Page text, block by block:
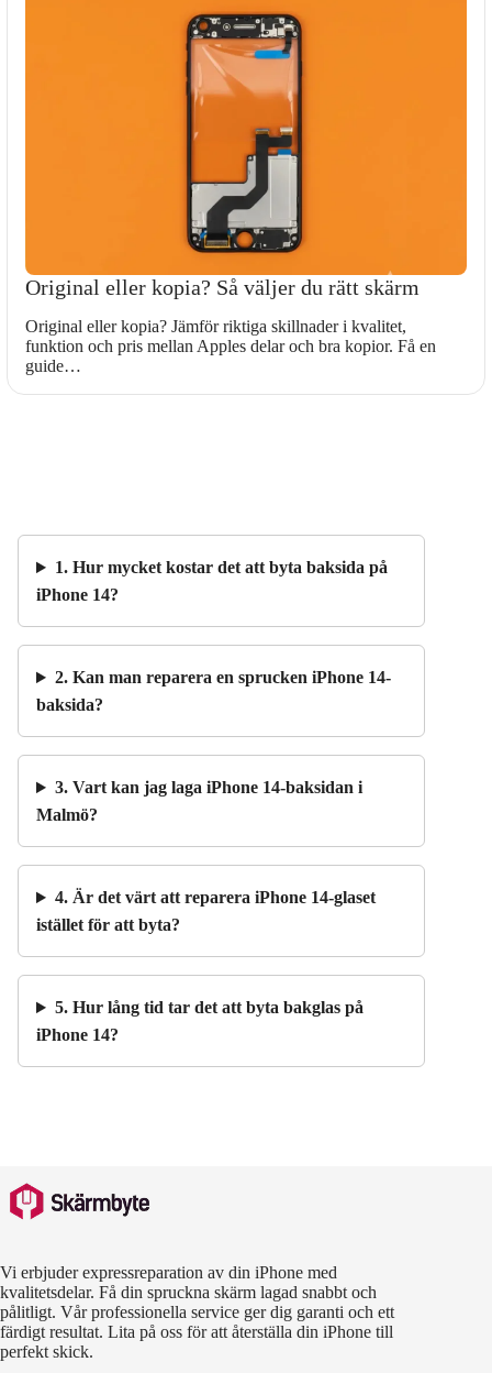
Original eller kopia? Så väljer du rätt skärm
Original eller kopia? Jämför riktiga skillnader i kvalitet,
funktion och pris mellan Apples delar och bra kopior. Få en
guide…
1. Hur mycket kostar det att byta baksida på
iPhone 14?
2. Kan man reparera en sprucken iPhone 14-
baksida?
3. Vart kan jag laga iPhone 14-baksidan i
Malmö?
4. Är det värt att reparera iPhone 14-glaset
istället för att byta?
5. Hur lång tid tar det att byta bakglas på
iPhone 14?
Vi erbjuder expressreparation av din iPhone med
kvalitetsdelar. Få din spruckna skärm lagad snabbt och
pålitligt. Vår professionella service ger dig garanti och ett
färdigt resultat. Lita på oss för att återställa din iPhone till
perfekt skick.